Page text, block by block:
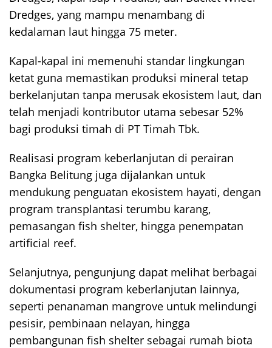
Dredges, yang mampu menambang di
kedalaman laut hingga 75 meter.
Kapal-kapal ini memenuhi standar lingkungan
ketat guna memastikan produksi mineral tetap
berkelanjutan tanpa merusak ekosistem laut, dan
telah menjadi kontributor utama sebesar 52%
bagi produksi timah di PT Timah Tbk.
Realisasi program keberlanjutan di perairan
Bangka Belitung juga dijalankan untuk
mendukung penguatan ekosistem hayati, dengan
program transplantasi terumbu karang,
pemasangan fish shelter, hingga penempatan
artificial reef.
Selanjutnya, pengunjung dapat melihat berbagai
dokumentasi program keberlanjutan lainnya,
seperti penanaman mangrove untuk melindungi
pesisir, pembinaan nelayan, hingga
pembangunan fish shelter sebagai rumah biota